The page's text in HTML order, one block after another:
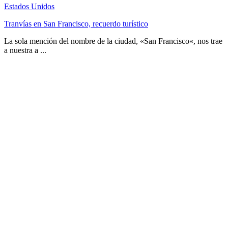
Estados Unidos
Tranvías en San Francisco, recuerdo turístico
La sola mención del nombre de la ciudad, «San Francisco«, nos trae
a nuestra a ...